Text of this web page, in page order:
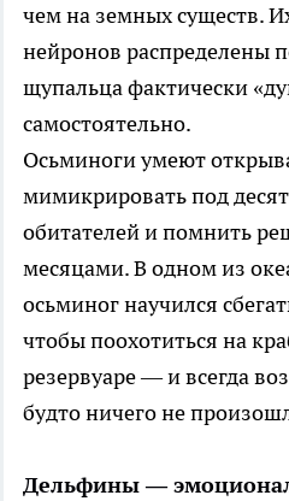
чем на земных существ.
нейронов распределены
щупальца фактически
самостоятельно.
Осьминоги умеют
мимикрировать под
обитателей и помнить
месяцами. В одном из
осьминог научился
чтобы поохотиться на
резервуаре — и всегда
будто ничего не
Дельфины —